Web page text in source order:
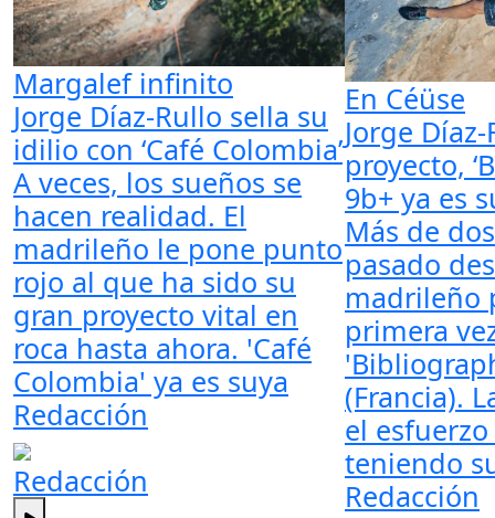
Margalef infinito
Jorge Díaz-Rullo sella su
idilio con ‘Café Colombia’
A veces, los sueños se
hacen realidad. El
madrileño le pone punto
rojo al que ha sido su
gran proyecto vital en
roca hasta ahora. 'Café
Colombia' ya es suya
Redacción
Redacción
En Céüse
Jorge
proyecto,
9b+ ya es
Más de
pasado
madrileño
primera
(Francia).
el
teniendo
Redacción